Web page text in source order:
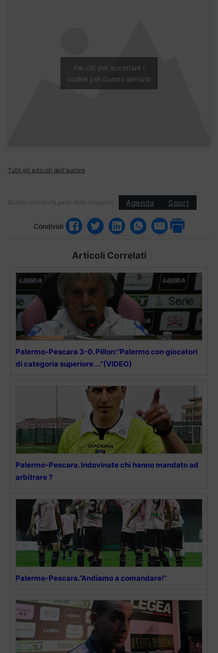
Fai clic per accettare i
cookie per questo servizio
Tutti gli articoli dell'autore
Questo articolo fa parte delle categorie: Agenda Sport
Condividi
Articoli Correlati
Palermo-Pescara 3-0. Pillon:”Palermo con giocatori
di categoria superiore …”(VIDEO)
Palermo-Pescara. Indovinate chi hanno mandato ad
arbitrare ?
Palermo-Pescara.”Andiamo a comandare!”